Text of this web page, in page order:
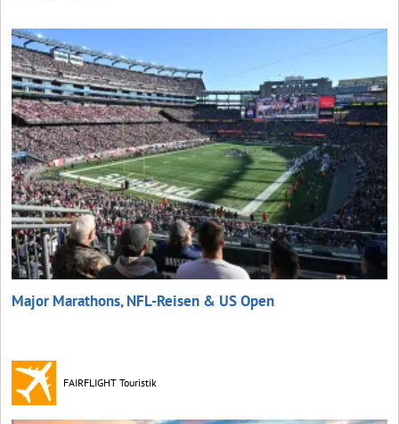
Major Marathons, NFL-Reisen & US Open
FAIRFLIGHT Touristik